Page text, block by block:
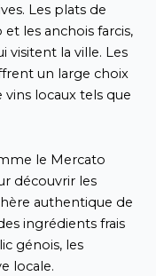
Les plats de
les anchois farcis,
visitent la ville. Les
un large choix
locaux tels que
le Mercato
découvrir les
authentique de
ingrédients frais
génois, les
locale.